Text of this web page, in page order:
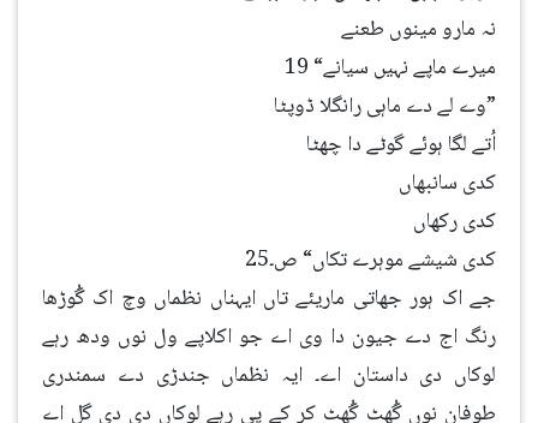
نہ مارو مینوں طعنے
میرے ماپے نہیں سیانے“ 19
”وے لے دے ماہی رانگلا ڈوپٹا
اُتے لگا ہوئے گوٹے دا چھٹا
کدی سانبھاں
کدی رکھاں
کدی شیشے موہرے تکاں“ ص۔25
جے اک ہور جھاتی ماریئے تاں ایہناں نظماں وچ اک گُوڑھا
رنگ اج دے جیون دا وی اے جو اکلاپے ول نوں ودھ رہے
لوکاں دی داستان اے۔ ایہ نظماں جندڑی دے سمندری
طوفان نوں گُھٹ گُھٹ کر کے پی رہے لوکاں دی دی گل اے